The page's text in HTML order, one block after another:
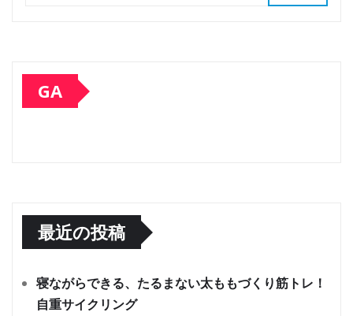
GA
最近の投稿
寝ながらできる、たるまない太ももづくり筋トレ！
自重サイクリング